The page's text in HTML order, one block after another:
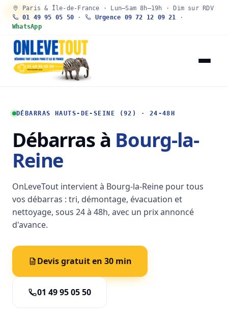
Paris & Île-de-France · Lun–Sam 8h–19h · Dim sur RDV
01 49 95 05 50 · Urgence 09 72 12 09 21 ·
WhatsApp
DÉBARRAS HAUTS-DE-SEINE (92) · 24-48H
Débarras à Bourg-la-
Reine
OnLeveTout intervient à Bourg-la-Reine pour tous
vos débarras : tri, démontage, évacuation et
nettoyage, sous 24 à 48h, avec un prix annoncé
d'avance.
Devis gratuit en 30 min
01 49 95 05 50
30 SEC